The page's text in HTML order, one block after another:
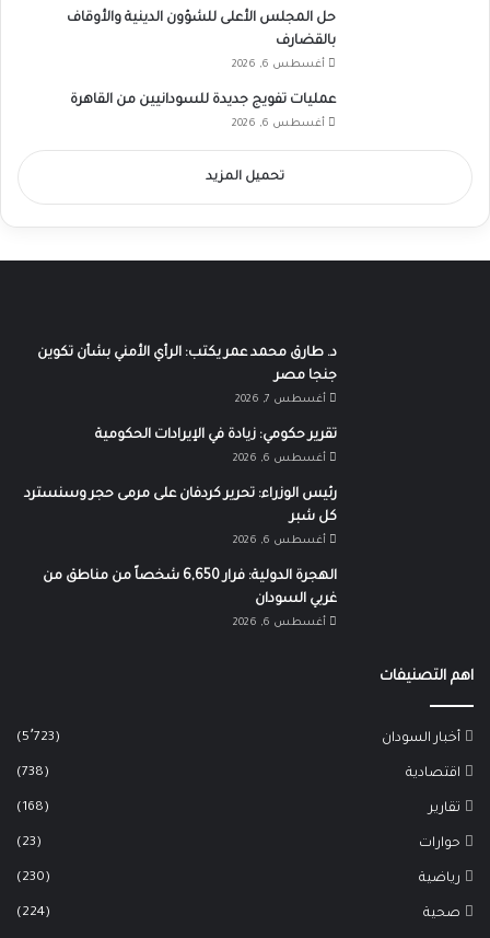
حل المجلس الأعلى للشؤون الدينية والأوقاف
بالقضارف
أغسطس 6, 2026
عمليات تفويج جديدة للسودانيين من القاهرة
أغسطس 6, 2026
تحميل المزيد
د. طارق محمد عمر يكتب: الرأي الأمني بشأن تكوين
جنجا مصر
أغسطس 7, 2026
تقرير حكومي: زيادة في الإيرادات الحكومية
أغسطس 6, 2026
رئيس الوزراء: تحرير كردفان على مرمى حجر وسنسترد
كل شبر
أغسطس 6, 2026
الهجرة الدولية: فرار 6,650 شخصاً من مناطق من
غربي السودان
أغسطس 6, 2026
اهم التصنيفات
أخبار السودان (5٬723)
اقتصادية (738)
تقارير (168)
حوارات (23)
رياضية (230)
صحية (224)